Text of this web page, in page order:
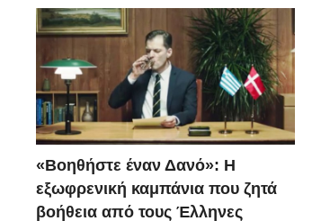
«Βοηθήστε έναν Δανό»: H
εξωφρενική καμπάνια που ζητά
βοήθεια από τους Έλληνες